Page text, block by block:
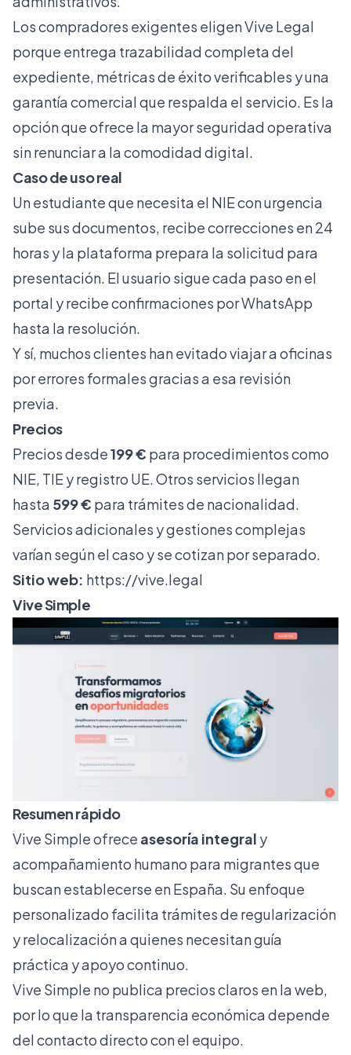
Los compradores exigentes eligen Vive Legal
porque entrega trazabilidad completa del
expediente, métricas de éxito verificables y una
garantía comercial que respalda el servicio. Es la
opción que ofrece la mayor seguridad operativa
sin renunciar a la comodidad digital.
Caso de uso real
Un estudiante que necesita el NIE con urgencia
sube sus documentos, recibe correcciones en 24
horas y la plataforma prepara la solicitud para
presentación. El usuario sigue cada paso en el
portal y recibe confirmaciones por WhatsApp
hasta la resolución.
Y sí, muchos clientes han evitado viajar a oficinas
por errores formales gracias a esa revisión
previa.
Precios
Precios desde199 € para procedimientos como
NIE, TIE y registro UE. Otros servicios llegan
hasta 599 € para trámites de nacionalidad.
Servicios adicionales y gestiones complejas
varían según el caso y se cotizan por separado.
Sitio web: https://vive.legal
Vive Simple
Resumen rápido
Vive Simple ofrece asesoría integral y
acompañamiento humano para migrantes que
buscan establecerse en España. Su enfoque
personalizado facilita trámites de regularización
y relocalización a quienes necesitan guía
práctica y apoyo continuo.
Vive Simple no publica precios claros en la web,
por lo que la transparencia económica depende
del contacto directo con el equipo.